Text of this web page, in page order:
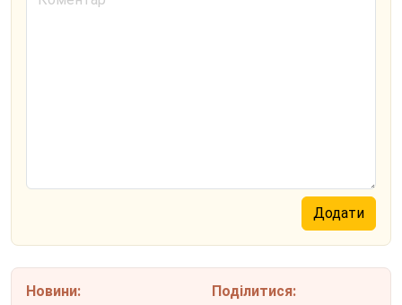
Новини: Поділитися: